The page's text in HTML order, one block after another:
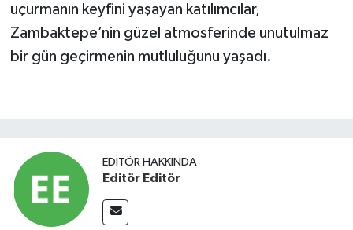
uçurmanın keyfini yaşayan katılımcılar,
Zambaktepe’nin güzel atmosferinde unutulmaz
bir gün geçirmenin mutluluğunu yaşadı.
EDITÖR HAKKINDA
Editör Editör